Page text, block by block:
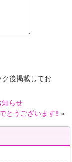
後掲載してお
らせ
とうございます‼️ »